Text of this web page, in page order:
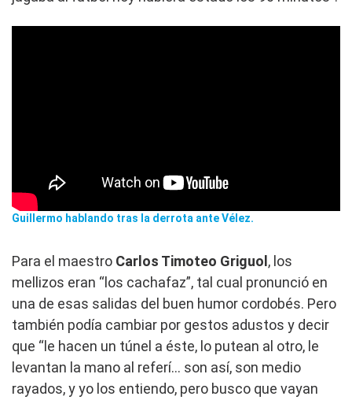
Guillermo hablando tras la derrota ante Vélez.
Para el maestro Carlos Timoteo Griguol , los
mellizos eran “los cachafaz”, tal cual pronunció en
una de esas salidas del buen humor cordobés. Pero
también podía cambiar por gestos adustos y decir
que “le hacen un túnel a éste, lo putean al otro, le
levantan la mano al referí… son así, son medio
rayados, y yo los entiendo, pero busco que vayan